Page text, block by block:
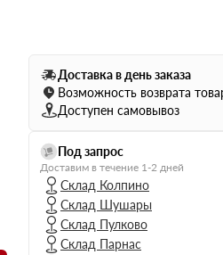
Доставка в день заказа
Возможность возврата
Доступен самовывоз
Под запрос
Доставим в течение 1-2 дней
Склад Колпино
Склад Шушары
Склад Пулково
Склад Парнас